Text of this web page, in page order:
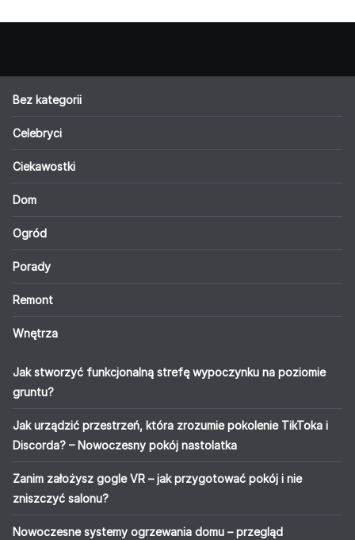
Bez kategorii
Celebryci
Ciekawostki
Dom
Ogród
Porady
Remont
Wnętrza
Jak stworzyć funkcjonalną strefę wypoczynku na poziomie
gruntu?
Jak urządzić przestrzeń, która zrozumie pokolenie TikToka i
Discorda? – Nowoczesny pokój nastolatka
Zanim założysz gogle VR – jak przygotować pokój i nie
zniszczyć salonu?
Nowoczesne systemy ogrzewania domu – przegląd